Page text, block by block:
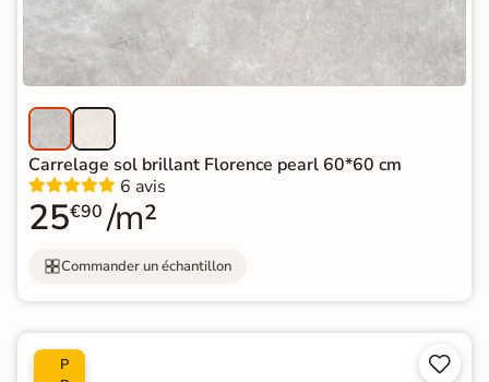
Carrelage sol brillant Florence pearl 60*60 cm
6 avis
25€90 /m²
Commander un échantillon
P

